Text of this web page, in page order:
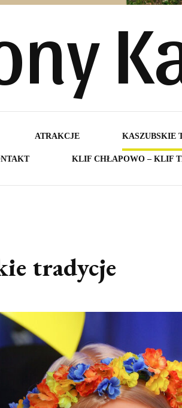
ATRAKCJE KASZUBSKIE
KLIF CHŁAPOWO – KLIF
tradycje